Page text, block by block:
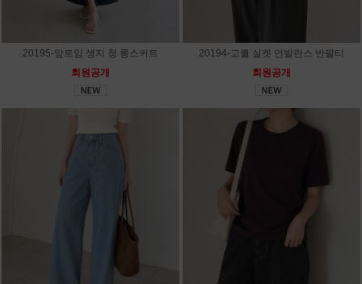
20195-앞트임 생지 청 롱스커트
회원공개
20194-고퀄 실켓 언발란스 반팔티
회원공개